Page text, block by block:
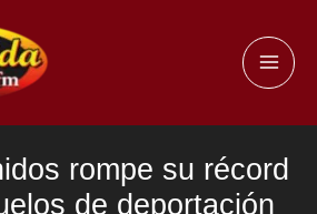
rompe su récord
de deportación